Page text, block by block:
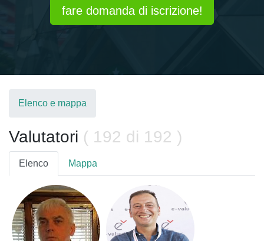
fare domanda di iscrizione!
Elenco e mappa
Valutatori ( 192 di 192 )
Elenco Mappa